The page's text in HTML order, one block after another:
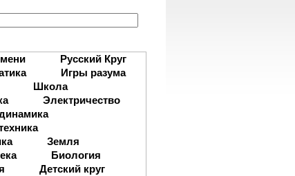
Русский Круг
Игры разума
Школа
Электричество
Земля
Биология
Детский круг